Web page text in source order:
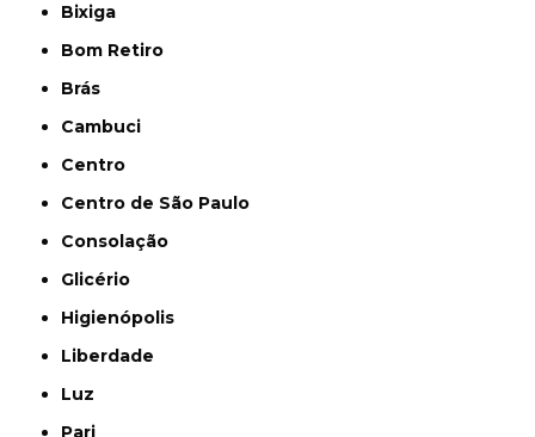
Bixiga
Bom Retiro
Brás
Cambuci
Centro
Centro de São Paulo
Consolação
Glicério
Higienópolis
Liberdade
Luz
Pari